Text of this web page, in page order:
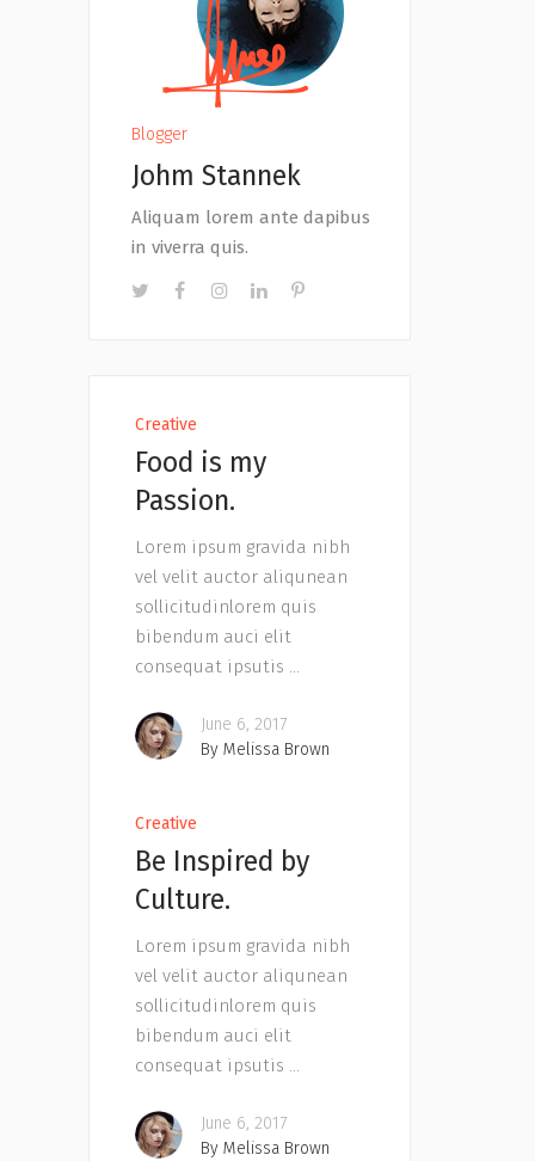
Blogger
Johm Stannek
Aliquam lorem ante dapibus
in viverra quis.
Creative
Food is my
Passion.
Lorem ipsum gravida nibh
vel velit auctor aliqunean
sollicitudinlorem quis
bibendum auci elit
consequat ipsutis
June 6, 2017
By Melissa Brown
Creative
Be Inspired by
Culture.
Lorem ipsum gravida nibh
vel velit auctor aliqunean
sollicitudinlorem quis
bibendum auci elit
consequat ipsutis
June 6, 2017
By Melissa Brown